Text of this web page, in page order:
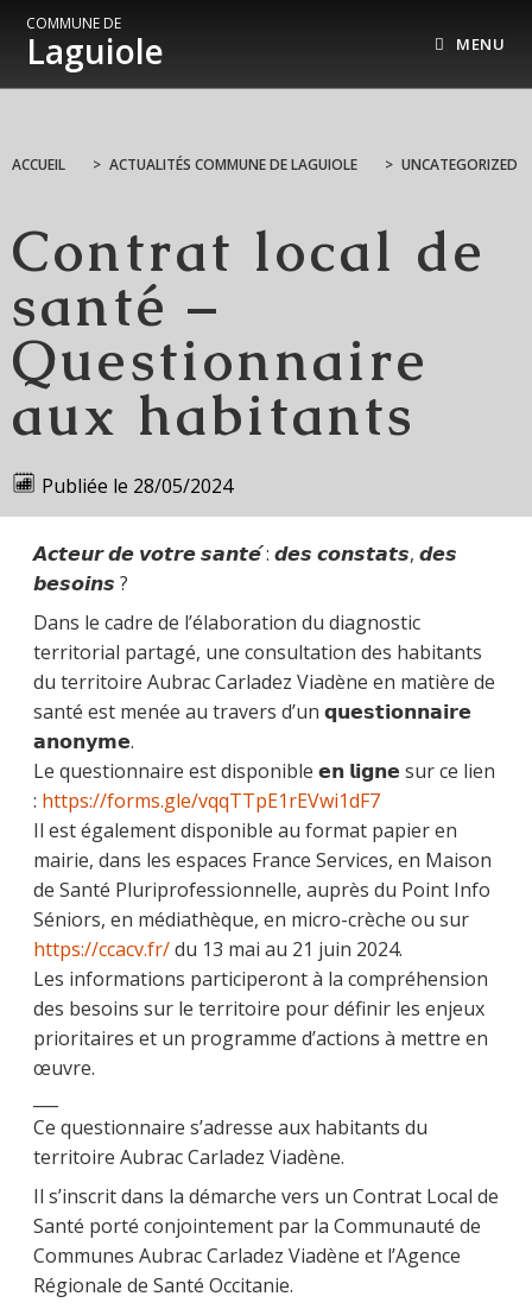
COMMUNE DE
Laguiole MENU
ACCUEIL > ACTUALITÉS COMMUNE DE LAGUIOLE > UNCATEGORIZED
Contrat local de
santé –
Questionnaire
aux habitants
Publiée le 28/05/2024
𝘼𝙘𝙩𝙚𝙪𝙧 𝙙𝙚 𝙫𝙤𝙩𝙧𝙚 𝙨𝙖𝙣𝙩𝙚́ : 𝙙𝙚𝙨 𝙘𝙤𝙣𝙨𝙩𝙖𝙩𝙨, 𝙙𝙚𝙨
𝙗𝙚𝙨𝙤𝙞𝙣𝙨 ?
Dans le cadre de l’élaboration du diagnostic
territorial partagé, une consultation des habitants
du territoire Aubrac Carladez Viadène en matière de
santé est menée au travers d’un 𝗾𝘂𝗲𝘀𝘁𝗶𝗼𝗻𝗻𝗮𝗶𝗿𝗲
𝗮𝗻𝗼𝗻𝘆𝗺𝗲.
Le questionnaire est disponible 𝗲𝗻 𝗹𝗶𝗴𝗻𝗲 sur ce lien
: https://forms.gle/vqqTTpE1rEVwi1dF7
Il est également disponible au format papier en
mairie, dans les espaces France Services, en Maison
de Santé Pluriprofessionnelle, auprès du Point Info
Séniors, en médiathèque, en micro-crèche ou sur
https://ccacv.fr/du 13 mai au 21 juin 2024.
Les informations participeront à la compréhension
des besoins sur le territoire pour définir les enjeux
prioritaires et un programme d’actions à mettre en
œuvre.
Ce questionnaire s’adresse aux habitants du
territoire Aubrac Carladez Viadène.
Il s’inscrit dans la démarche vers un Contrat Local de
Santé porté conjointement par la Communauté de
Communes Aubrac Carladez Viadène et l’Agence
Régionale de Santé Occitanie.